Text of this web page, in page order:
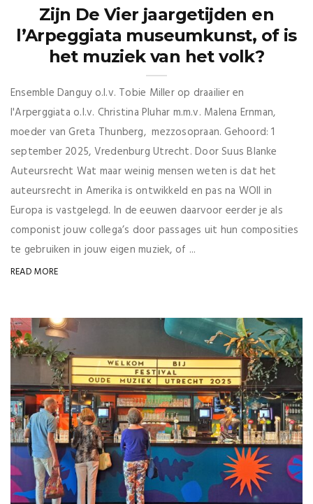
Zijn De Vier jaargetijden en
l’Arpeggiata museumkunst, of is
het muziek van het volk?
Ensemble Danguy o.l.v. Tobie Miller op draailier en
l'Arperggiata o.l.v. Christina Pluhar m.m.v. Malena Ernman,
moeder van Greta Thunberg, mezzosopraan. Gehoord: 1
september 2025, Vredenburg Utrecht. Door Suus Blanke
Auteursrecht Wat maar weinig mensen weten is dat het
auteursrecht in Amerika is ontwikkeld en pas na WOII in
Europa is vastgelegd. In de eeuwen daarvoor eerder je als
componist jouw collega’s door passages uit hun composities
te gebruiken in jouw eigen muziek, of ...
READ MORE